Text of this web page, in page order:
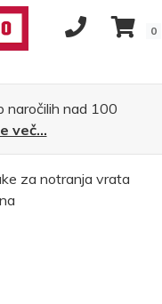
0
naročilih nad 100
več...
za notranja vrata